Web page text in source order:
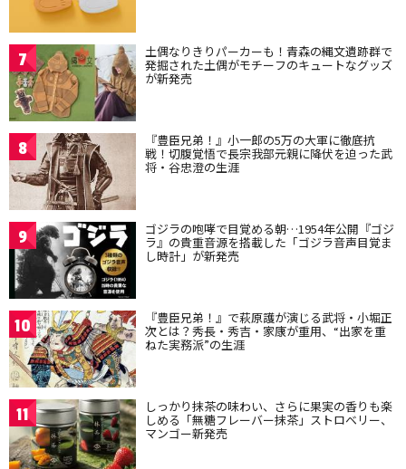
7 土偶なりきりパーカーも！青森の縄文遺跡群で
発掘された土偶がモチーフのキュートなグッズ
が新発売
8 『豊臣兄弟！』小一郎の5万の大軍に徹底抗
戦！切腹覚悟で長宗我部元親に降伏を迫った武
将・谷忠澄の生涯
9 ゴジラの咆哮で目覚める朝…1954年公開『ゴジ
ラ』の貴重音源を搭載した「ゴジラ音声目覚ま
し時計」が新発売
10 『豊臣兄弟！』で萩原護が演じる武将・小堀正
次とは？秀長・秀吉・家康が重用、“出家を重
ねた実務派”の生涯
11 しっかり抹茶の味わい、さらに果実の香りも楽
しめる「無糖フレーバー抹茶」ストロベリー、
マンゴー新発売